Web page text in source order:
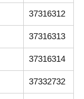
37316312
37316313
37316314
37332732